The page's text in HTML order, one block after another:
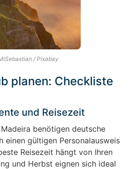
/ Pixabay
planen: Checkliste
und Reisezeit
benötigen deutsche
einen gültigen Personalausweis
Reisezeit hängt von Ihren
und Herbst eignen sich ideal